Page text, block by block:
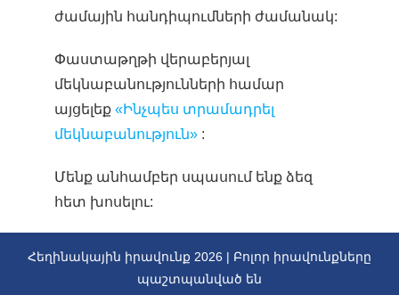
ժամային հանդիպումների ժամանակ:
Փաստաթղթի վերաբերյալ
մեկնաբանությունների համար
այցելեք«Ինչպես տրամադրել
մեկնաբանություն» :
Մենք անհամբեր սպասում ենք ձեզ
հետ խոսելու:
Հեղինակային իրավունք 2026 | Բոլոր իրավունքները
պաշտպանված են